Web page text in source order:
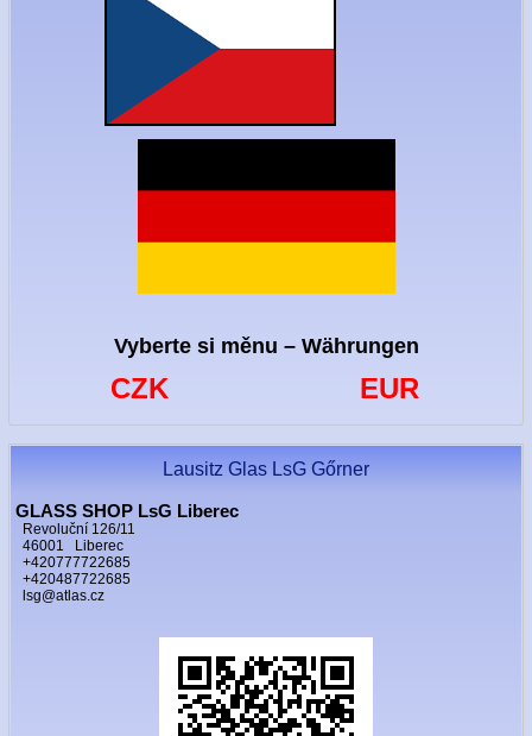
Vyberte si měnu – Währungen
CZK EUR
Lausitz Glas LsG Gőrner
GLASS SHOP LsG Liberec
Revoluční 126/11
46001 Liberec
+420777722685
+420487722685
lsg@atlas.cz